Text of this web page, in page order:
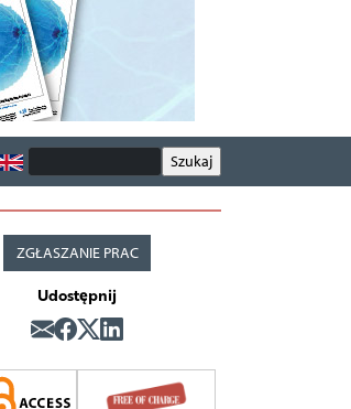
ZGŁASZANIE PRAC
Udostępnij